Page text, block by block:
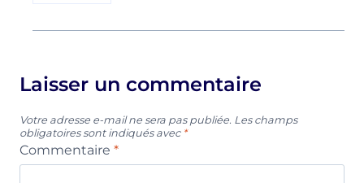
Laisser un commentaire
Votre adresse e-mail ne sera pas publiée. Les champs
obligatoires sont indiqués avec *
Commentaire *